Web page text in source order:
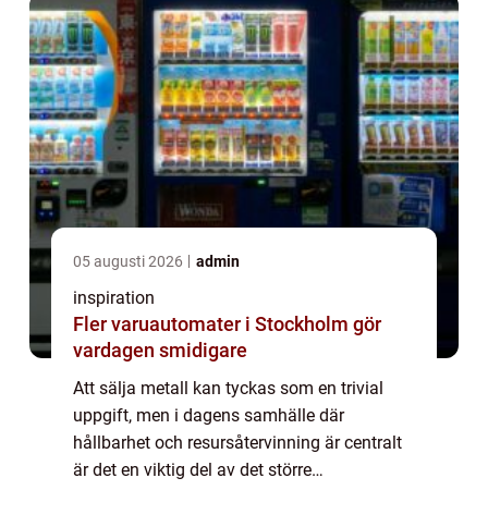
05 augusti 2026 admin
inspiration
Fler varuautomater i Stockholm gör
vardagen smidigare
Att sälja metall kan tyckas som en trivial
uppgift, men i dagens samhälle där
hållbarhet och resursåtervinning är centralt
är det en viktig del av det större